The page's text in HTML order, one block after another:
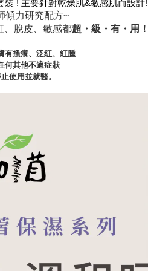
裝 ! 主要針對乾燥肌&敏感肌而設計!
傾力研究配方~
、脫皮、敏感都超・級・有・用
有搔癢、泛紅、紅腫
何其他不適症狀
使用並就醫。